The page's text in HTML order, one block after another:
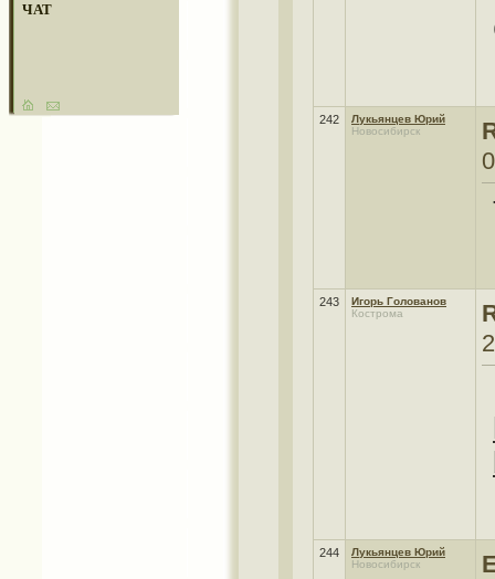
ЧАТ
242
Лукьянцев Юрий
Новосибирск
243
Игорь Голованов
Кострома
244
Лукьянцев Юрий
Новосибирск